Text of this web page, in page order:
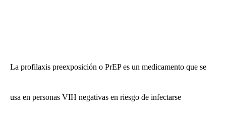
La profilaxis preexposición o PrEP es un medicamento que se
usa en personas VIH negativas en riesgo de infectarse